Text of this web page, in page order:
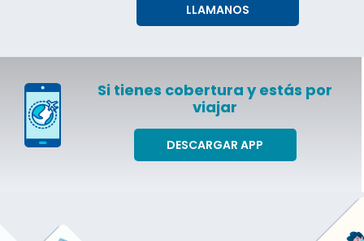
LLAMANOS
Si tienes cobertura y estás por
viajar
DESCARGAR APP